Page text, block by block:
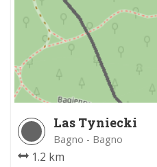
Las Tyniecki
Bagno - Bagno
1.2 km